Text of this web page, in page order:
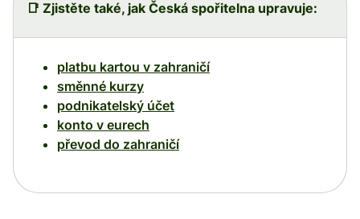
📑 Zjistěte také, jak Česká spořitelna upravuje:
platbu kartou v zahraničí
směnné kurzy
podnikatelský účet
konto v eurech
převod do zahraničí